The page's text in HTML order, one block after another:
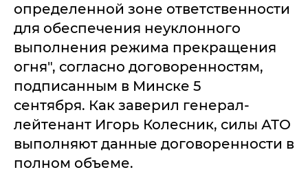
определенной зоне ответственности
для обеспечения неуклонного
выполнения режима прекращения
огня", согласно договоренностям,
подписанным в Минске 5
сентября. Как заверил генерал-
лейтенант Игорь Колесник, силы АТО
выполняют данные договоренности в
полном объеме.